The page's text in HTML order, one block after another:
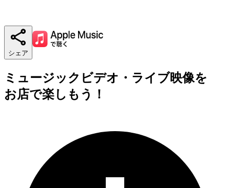
シェア
ミュージックビデオ・ライブ映像を
お店で楽しもう！